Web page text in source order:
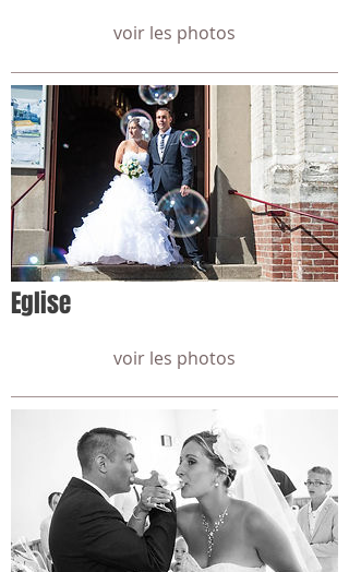
voir les photos
Eglise
voir les photos